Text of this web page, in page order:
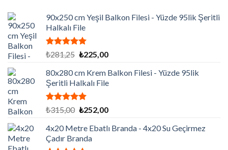
90x250 cm Yeşil Balkon Filesi - Yüzde 95lik Şeritli
Halkalı File
5 üzerinden
oy
aldı
₺281,25 Orijinal
₺281,25.
₺225,00Şu
fiyat:
₺225,00.
80x280 cm Krem Balkon Filesi - Yüzde 95lik
Şeritli Halkalı File
5 üzerinden
oy
aldı
₺315,00 Orijinal
₺315,00.
₺252,00Şu
fiyat:
4x20 Metre Ebatlı Branda - 4x20 Su Geçirmez
Çadır Branda